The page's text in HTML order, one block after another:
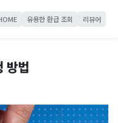
유용한 환급 조회 리뷰어
방법